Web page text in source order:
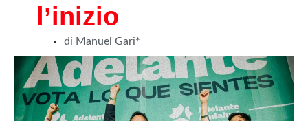
l’inizio
di Manuel Gari*